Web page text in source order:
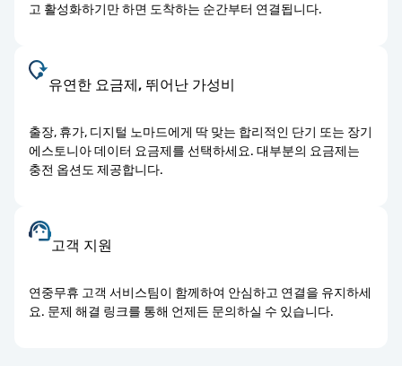
고 활성화하기만 하면 도착하는 순간부터 연결됩니다.
유연한 요금제, 뛰어난 가성비
출장, 휴가, 디지털 노마드에게 딱 맞는 합리적인 단기 또는 장기
에스토니아 데이터 요금제를 선택하세요. 대부분의 요금제는
충전 옵션도 제공합니다.
고객 지원
연중무휴 고객 서비스팀이 함께하여 안심하고 연결을 유지하세
요. 문제 해결 링크를 통해 언제든 문의하실 수 있습니다.